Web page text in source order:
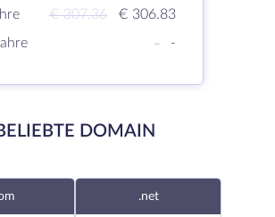
€ 307.36
€ 306.83
- -
DOMAIN
.net